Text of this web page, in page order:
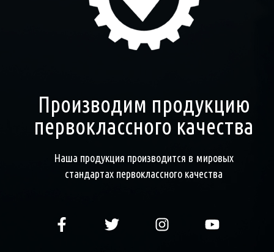
Производим продукцию
первоклассного качества
Наша продукция производится в мировых
стандартах первоклассного качества